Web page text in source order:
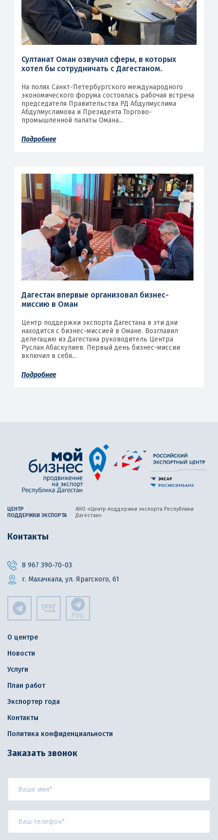
Султанат Оман озвучил сферы, в которых
хотел бы сотрудничать с Дагестаном.
На полях Санкт-Петербургского международного
экономического форума состоялась рабочая встреча
председателя Правительства РД Абдулмуслима
Абдулмуслимова и Президента Торгово-
промышленной палаты Омана...
Подробнее
Дагестан впервые организовал бизнес-
миссию в Оман
Центр поддержки экспорта Дагестана в эти дни
находится с бизнес-миссией в Омане. Возглавил
делегацию из Дагестана руководитель Центра
Руслан Абаскулиев. Первый день бизнес-миссии
включил в себя...
Подробнее
ЦЕНТР
ПОДДЕРЖКИ ЭКСПОРТА
АНО «Центр поддержки экспорта Республики
Дагестан»
Контакты
8 967 390-70-03
г. Махачкала, ул. Ярагского, 61
РЭЦ
О центре
Новости
Услуги
План работ
Экспортер года
Контакты
Политика конфиденциальности
Заказать звонок